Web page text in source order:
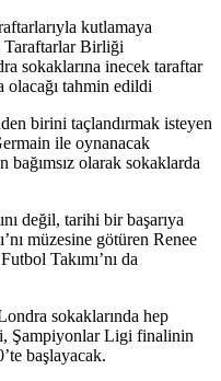
kutlamaya
Taraftarlar Birliği
sokaklarına inecek taraftar
olacağı tahmin edildi
birini taçlandırmak isteyen
ile oynanacak
olarak sokaklarda
değil, tarihi bir başarıya
müzesine götüren Renee
Takımı’nı da
sokaklarında hep
Şampiyonlar Ligi finalinin
başlayacak.